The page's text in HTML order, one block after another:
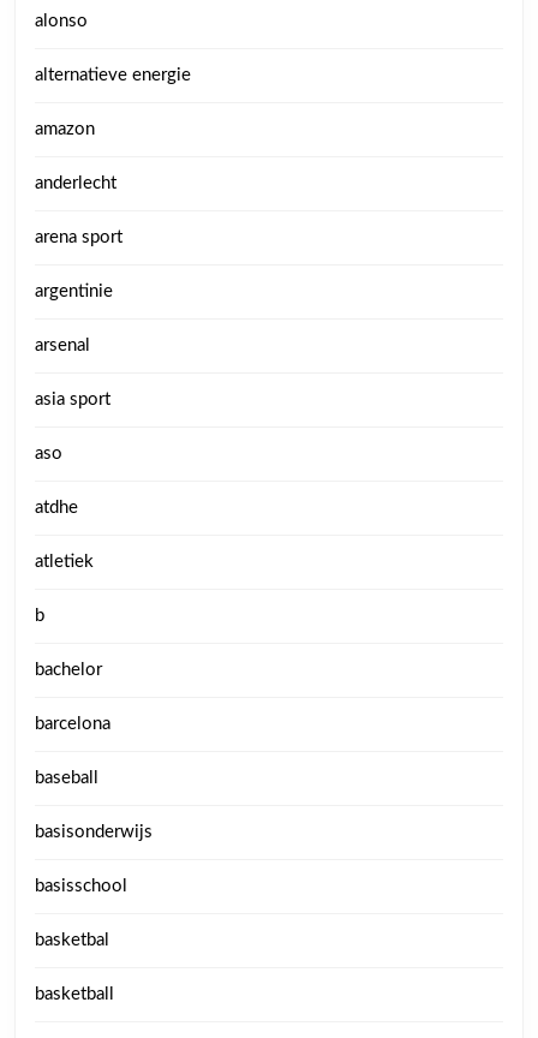
alonso
alternatieve energie
amazon
anderlecht
arena sport
argentinie
arsenal
asia sport
aso
atdhe
atletiek
b
bachelor
barcelona
baseball
basisonderwijs
basisschool
basketbal
basketball